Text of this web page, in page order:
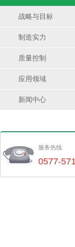
战略与目标
制造实力
质量控制
应用领域
新闻中心
服务热线
0577-